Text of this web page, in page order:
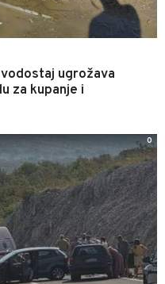
ugrožava
za kupanje i
0